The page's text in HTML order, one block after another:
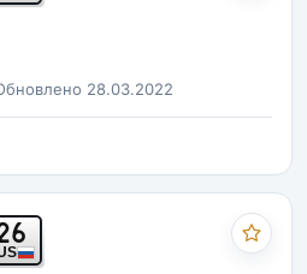
28.03.2022